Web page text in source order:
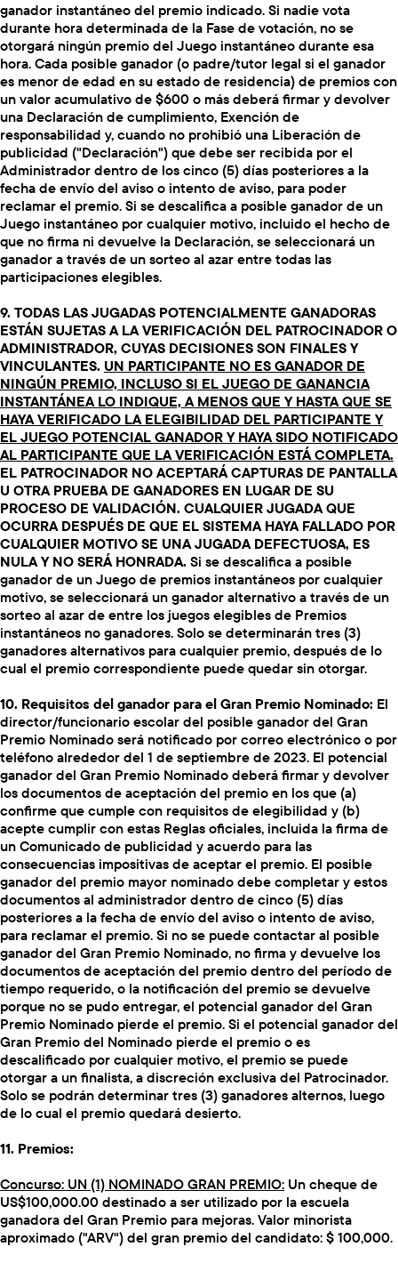
ganador instantáneo del premio indicado. Si nadie vota
durante hora determinada de la Fase de votación, no se
otorgará ningún premio del Juego instantáneo durante esa
hora. Cada posible ganador (o padre/tutor legal si el ganador
es menor de edad en su estado de residencia) de premios con
un valor acumulativo de $600 o más deberá firmar y devolver
una Declaración de cumplimiento, Exención de
responsabilidad y, cuando no prohibió una Liberación de
publicidad ("Declaración") que debe ser recibida por el
Administrador dentro de los cinco (5) días posteriores a la
fecha de envío del aviso o intento de aviso, para poder
reclamar el premio. Si se descalifica a posible ganador de un
Juego instantáneo por cualquier motivo, incluido el hecho de
que no firma ni devuelve la Declaración, se seleccionará un
ganador a través de un sorteo al azar entre todas las
participaciones elegibles.
9. TODAS LAS JUGADAS POTENCIALMENTE GANADORAS
ESTÁN SUJETAS A LA VERIFICACIÓN DEL PATROCINADOR O
ADMINISTRADOR, CUYAS DECISIONES SON FINALES Y
VINCULANTES. UN PARTICIPANTE NO ES GANADOR DE
NINGÚN PREMIO, INCLUSO SI EL JUEGO DE GANANCIA
INSTANTÁNEA LO INDIQUE, A MENOS QUE Y HASTA QUE SE
HAYA VERIFICADO LA ELEGIBILIDAD DEL PARTICIPANTE Y
EL JUEGO POTENCIAL GANADOR Y HAYA SIDO NOTIFICADO
AL PARTICIPANTE QUE LA VERIFICACIÓN ESTÁ COMPLETA.
EL PATROCINADOR NO ACEPTARÁ CAPTURAS DE PANTALLA
U OTRA PRUEBA DE GANADORES EN LUGAR DE SU
PROCESO DE VALIDACIÓN. CUALQUIER JUGADA QUE
OCURRA DESPUÉS DE QUE EL SISTEMA HAYA FALLADO POR
CUALQUIER MOTIVO SE UNA JUGADA DEFECTUOSA, ES
NULA Y NO SERÁ HONRADA. Si se descalifica a posible
ganador de un Juego de premios instantáneos por cualquier
motivo, se seleccionará un ganador alternativo a través de un
sorteo al azar de entre los juegos elegibles de Premios
instantáneos no ganadores. Solo se determinarán tres (3)
ganadores alternativos para cualquier premio, después de lo
cual el premio correspondiente puede quedar sin otorgar.
10. Requisitos del ganador para el Gran Premio Nominado: El
director/funcionario escolar del posible ganador del Gran
Premio Nominado será notificado por correo electrónico o por
teléfono alrededor del 1 de septiembre de 2023. El potencial
ganador del Gran Premio Nominado deberá firmar y devolver
los documentos de aceptación del premio en los que (a)
confirme que cumple con requisitos de elegibilidad y (b)
acepte cumplir con estas Reglas oficiales, incluida la firma de
un Comunicado de publicidad y acuerdo para las
consecuencias impositivas de aceptar el premio. El posible
ganador del premio mayor nominado debe completar y estos
documentos al administrador dentro de cinco (5) días
posteriores a la fecha de envío del aviso o intento de aviso,
para reclamar el premio. Si no se puede contactar al posible
ganador del Gran Premio Nominado, no firma y devuelve los
documentos de aceptación del premio dentro del período de
tiempo requerido, o la notificación del premio se devuelve
porque no se pudo entregar, el potencial ganador del Gran
Premio Nominado pierde el premio. Si el potencial ganador del
Gran Premio del Nominado pierde el premio o es
descalificado por cualquier motivo, el premio se puede
otorgar a un finalista, a discreción exclusiva del Patrocinador.
Solo se podrán determinar tres (3) ganadores alternos, luego
de lo cual el premio quedará desierto.
11. Premios:
Concurso: UN (1) NOMINADO GRAN PREMIO: Un cheque de
US$100,000.00 destinado a ser utilizado por la escuela
ganadora del Gran Premio para mejoras. Valor minorista
aproximado ("ARV") del gran premio del candidato: $ 100,000.